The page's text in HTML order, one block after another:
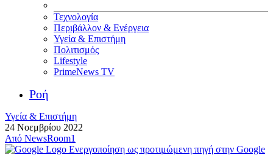
Τεχνολογία
Περιβάλλον & Ενέργεια
Υγεία & Επιστήμη
Πολιτισμός
Lifestyle
PrimeNews TV
Ροή
Υγεία & Επιστήμη
24 Νοεμβρίου 2022
Από NewsRoom1
Ενεργοποίηση ως προτιμώμενη πηγή στην Google